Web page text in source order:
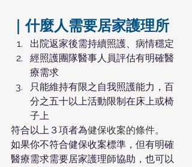
｜什麼人需要居家護理所
出院返家後需持續照護、病情穩定
經照護團隊醫事人員評估有明確醫
療需求
只能維持有限之自我照護能力，百
分之五十以上活動限制在床上或椅
子上
符合以上３項者為健保收案的條件。
如果你不符合健保收案標準，但有明確
醫療需求需要居家護理師協助，也可以